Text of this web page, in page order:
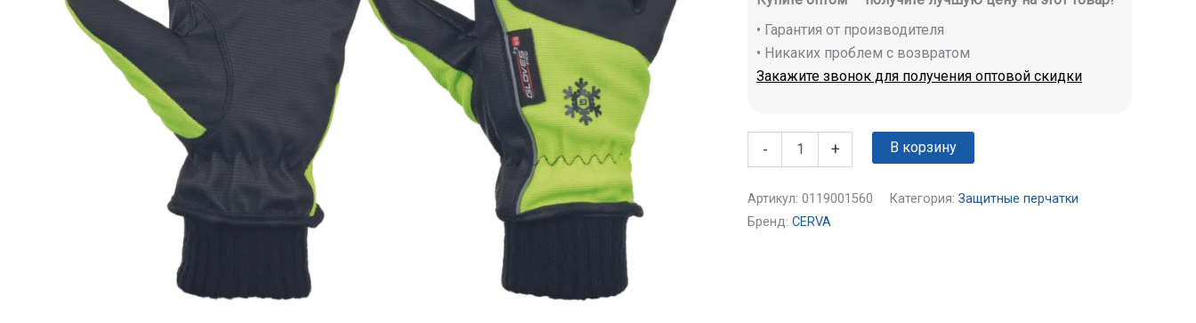
• Гарантия от производителя
• Никаких проблем с возвратом
Закажите звонок для получения оптовой скидки
- + В корзину
Артикул: 0119001560 Категория: Защитные перчатки
Бренд: CERVA